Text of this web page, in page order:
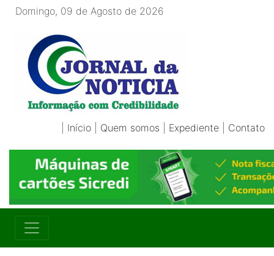
Domingo, 09 de Agosto de 2026
Início Quem somos Expediente Contato